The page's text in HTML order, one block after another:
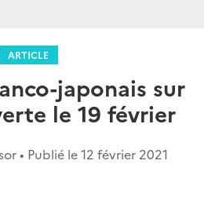
ARTICLE
japonais sur
le 19 février
• Publié le12 février 2021